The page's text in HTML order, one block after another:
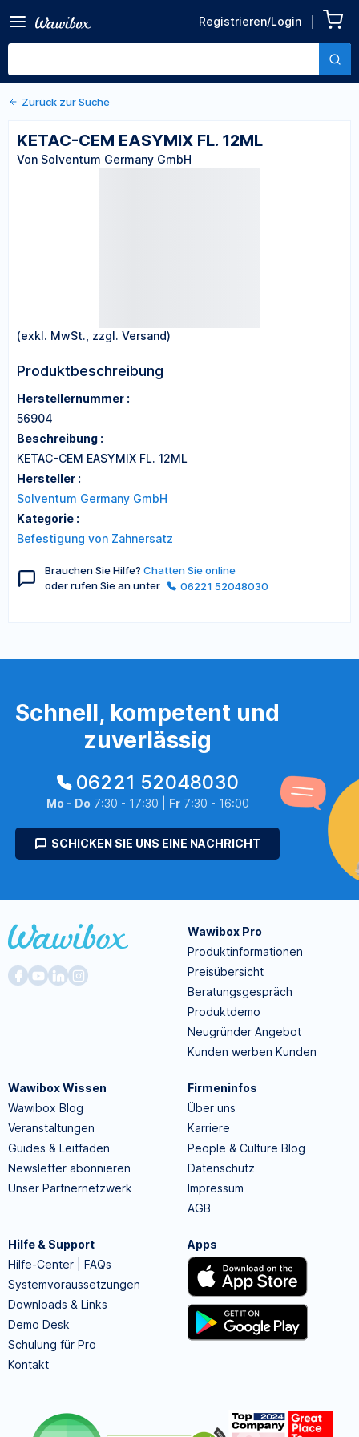
Registrieren/Login
12ML
Von Solventum Germany GmbH
Zurück zu den Produktdetails
Zurück zur Suche
KETAC-CEM EASYMIX FL. 12ML
Von Solventum Germany GmbH
(exkl. MwSt., zzgl. Versand)
Produktbeschreibung
Herstellernummer :
56904
Beschreibung :
KETAC-CEM EASYMIX FL. 12ML
Hersteller :
Solventum Germany GmbH
Kategorie :
Befestigung von Zahnersatz
Brauchen Sie Hilfe? Chatten Sie online
oder rufen Sie an unter
06221 52048030
Schnell, kompetent und
zuverlässig
06221 52048030
Mo - Do 7:30 - 17:30 | Fr7:30 - 16:00
SCHICKEN SIE UNS EINE NACHRICHT
Wawibox Pro
Produktinformationen
Preisübersicht
Beratungsgespräch
Produktdemo
Neugründer Angebot
Kunden werben Kunden
Wawibox Wissen
Wawibox Blog
Veranstaltungen
Guides & Leitfäden
Newsletter abonnieren
Unser Partnernetzwerk
Firmeninfos
Über uns
Karriere
People & Culture Blog
Datenschutz
Impressum
AGB
Hilfe & Support
Hilfe-Center | FAQs
Systemvoraussetzungen
Downloads & Links
Demo Desk
Schulung für Pro
Kontakt
Apps